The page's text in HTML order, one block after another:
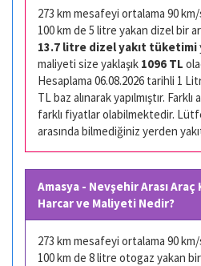
273 km mesafeyi ortalama 90 km/
100 km de 5 litre yakan dizel bir
13.7 litre dizel yakıt tüketimi
maliyeti size yaklaşık 1096 TL
Hesaplama 06.08.2026 tarihli 1
TL baz alınarak yapılmıştır.
farklı fiyatlar olabilmektedir.
arasında bilmediğiniz yerden
Amasya - Nevşehir Arası
Harcar ve Maliyeti Nedir?
273 km mesafeyi ortalama 90 km/
100 km de 8 litre otogaz yakan